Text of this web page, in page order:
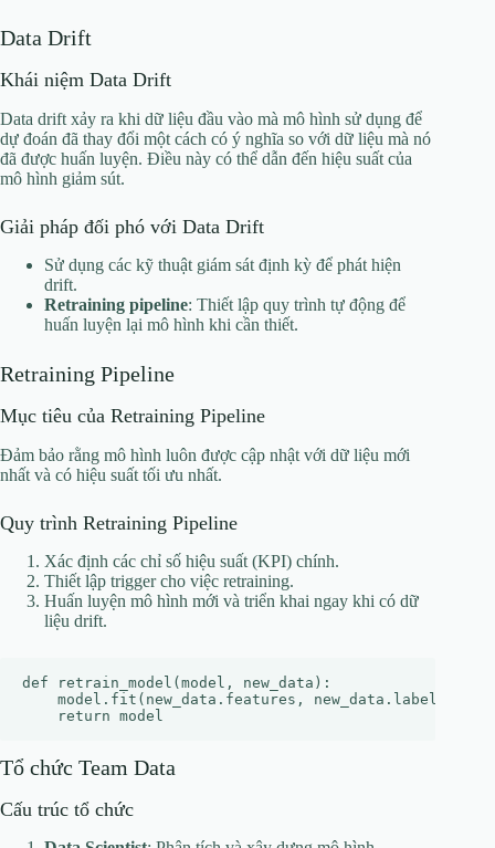
Data Drift
Khái niệm Data Drift
Data drift xảy ra khi dữ liệu đầu vào mà mô hình sử dụng để
dự đoán đã thay đổi một cách có ý nghĩa so với dữ liệu mà nó
đã được huấn luyện. Điều này có thể dẫn đến hiệu suất của
mô hình giảm sút.
Giải pháp đối phó với Data Drift
Sử dụng các kỹ thuật giám sát định kỳ để phát hiện
drift.
Retraining pipeline: Thiết lập quy trình tự động để
huấn luyện lại mô hình khi cần thiết.
Retraining Pipeline
Mục tiêu của Retraining Pipeline
Đảm bảo rằng mô hình luôn được cập nhật với dữ liệu mới
nhất và có hiệu suất tối ưu nhất.
Quy trình Retraining Pipeline
Xác định các chỉ số hiệu suất (KPI) chính.
Thiết lập trigger cho việc retraining.
Huấn luyện mô hình mới và triển khai ngay khi có dữ
liệu drift.
def retrain_model(model, new_data):
    model.fit(new_data.features, new_data.labels)
Tổ chức Team Data
Cấu trúc tổ chức